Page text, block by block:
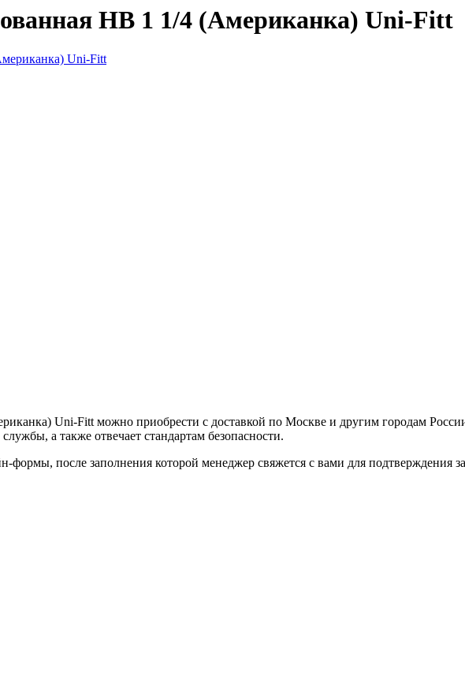
НВ 1 1/4 (Американка) Uni-Fitt
Uni-Fitt можно приобрести с доставкой по Москве и другим городам
а также отвечает стандартам безопасности.
после заполнения которой менеджер свяжется с вами для подтверждения